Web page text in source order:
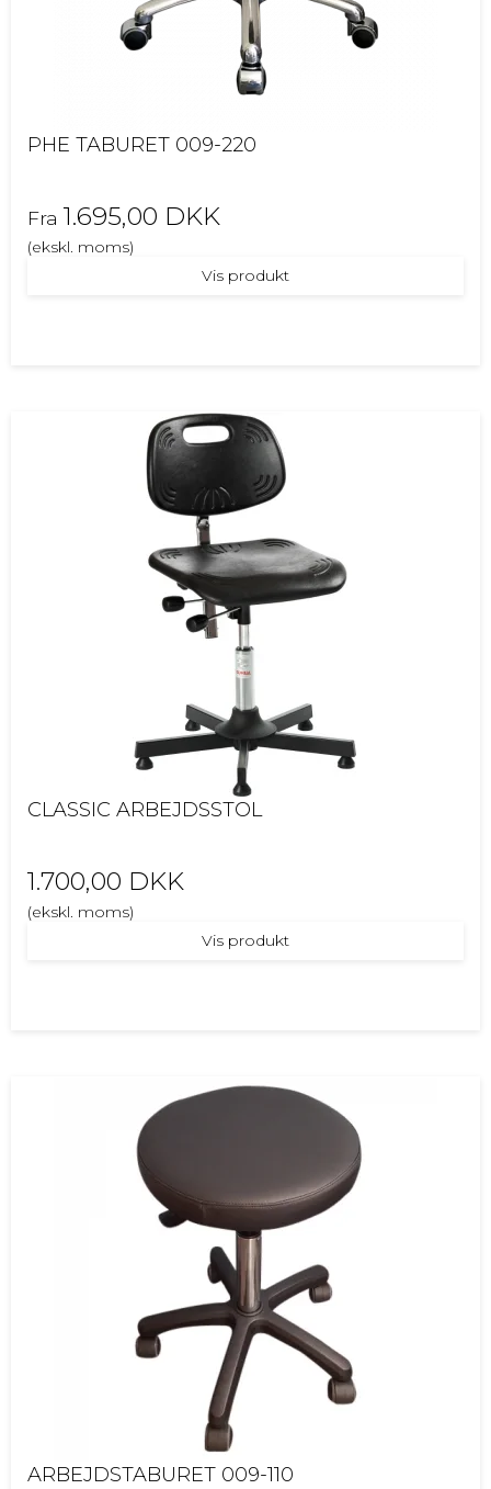
PHE TABURET 009-220
Fra 1.695,00 DKK
(ekskl. moms)
Vis produkt
CLASSIC ARBEJDSSTOL
1.700,00 DKK
(ekskl. moms)
Vis produkt
ARBEJDSTABURET 009-110